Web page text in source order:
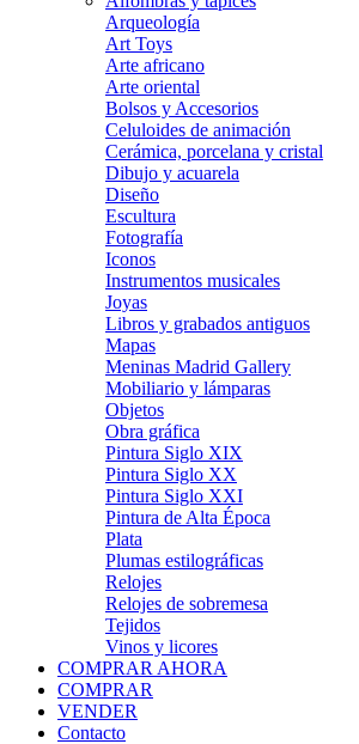
Arqueología
Art Toys
Arte africano
Arte oriental
Bolsos y Accesorios
Celuloides de animación
Cerámica, porcelana y cristal
Dibujo y acuarela
Diseño
Escultura
Fotografía
Iconos
Instrumentos musicales
Joyas
Libros y grabados antiguos
Mapas
Meninas Madrid Gallery
Mobiliario y lámparas
Objetos
Obra gráfica
Pintura Siglo XIX
Pintura Siglo XX
Pintura Siglo XXI
Pintura de Alta Época
Plata
Plumas estilográficas
Relojes
Relojes de sobremesa
Tejidos
Vinos y licores
COMPRAR AHORA
COMPRAR
VENDER
Contacto